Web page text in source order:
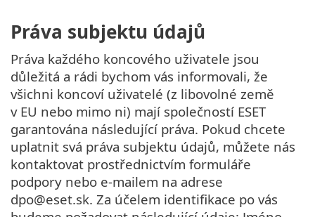
Práva subjektu údajů
Práva každého koncového uživatele jsou
důležitá a rádi bychom vás informovali, že
všichni koncoví uživatelé (z libovolné země
v EU nebo mimo ni) mají společností ESET
garantována následující práva. Pokud chcete
uplatnit svá práva subjektu údajů, můžete nás
kontaktovat prostřednictvím formuláře
podpory nebo e-mailem na adrese
dpo@eset.sk. Za účelem identifikace po vás